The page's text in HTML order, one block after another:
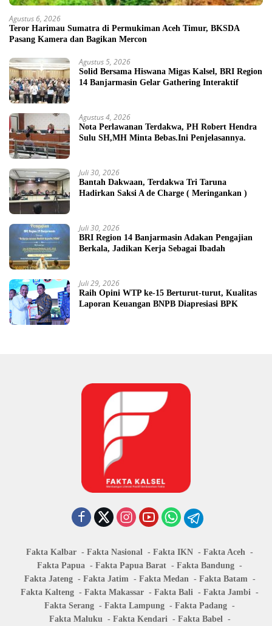
Agustus 6, 2026
Teror Harimau Sumatra di Permukiman Aceh Timur, BKSDA
Pasang Kamera dan Bagikan Mercon
Agustus 5, 2026
Solid Bersama Hiswana Migas Kalsel, BRI Region
14 Banjarmasin Gelar Gathering Interaktif
Agustus 4, 2026
Nota Perlawanan Terdakwa, PH Robert Hendra
Sulu SH,MH Minta Bebas.Ini Penjelasannya.
Juli 30, 2026
Bantah Dakwaan, Terdakwa Tri Taruna
Hadirkan Saksi A de Charge ( Meringankan )
Juli 30, 2026
BRI Region 14 Banjarmasin Adakan Pengajian
Berkala, Jadikan Kerja Sebagai Ibadah
Juli 29, 2026
Raih Opini WTP ke-15 Berturut-turut, Kualitas
Laporan Keuangan BNPB Diapresiasi BPK
Fakta Kalbar Fakta Nasional Fakta IKN
Fakta Aceh
Fakta Papua
Fakta Papua Barat
Fakta Bandung
Fakta Jateng
Fakta Jatim Fakta Medan
Fakta Batam
Fakta Kalteng
Fakta Makassar Fakta Bali
Fakta Jambi
Fakta Serang
Fakta Lampung
Fakta Padang
Fakta Maluku
Fakta Kendari Fakta Babel